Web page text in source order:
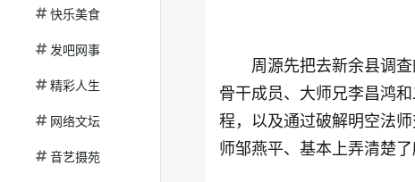
快乐美食
发吧网事
精彩人生
网络文坛
音艺摄苑
周源先把去新余县调
骨干成员、大师兄李昌鸿
程，以及通过破解明空法
师邹燕平、基本上弄清楚